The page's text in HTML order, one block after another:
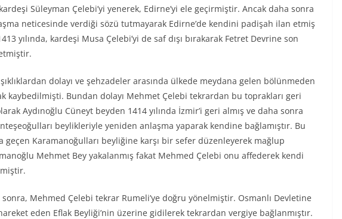
Süleyman Çelebi’yi yenerek, Edirne’yi ele geçirmiştir. Ancak daha sonra
neticesinde verdiği sözü tutmayarak Edirne’de kendini padişah ilan etmiş
yılında, kardeşi Musa Çelebi’yi de saf dışı bırakarak Fetret Devrine son
dolayı ve şehzadeler arasında ülkede meydana gelen bölünmeden
kaybedilmişti. Bundan dolayı Mehmet Çelebi tekrardan bu toprakları geri
Aydınoğlu Cüneyt beyden 1414 yılında İzmir’i geri almış ve daha sonra
beylikleriyle yeniden anlaşma yaparak kendine bağlamıştır. Bu
geçen Karamanoğulları beyliğine karşı bir sefer düzenleyerek mağlup
Mehmet Bey yakalanmış fakat Mehmed Çelebi onu affederek kendi
Mehmed Çelebi tekrar Rumeli’ye doğru yönelmiştir. Osmanlı Devletine
eden Eflak Beyliği’nin üzerine gidilerek tekrardan vergiye bağlanmıştır.